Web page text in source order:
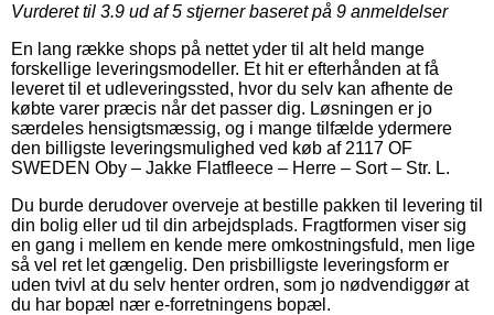
Vurderet til 3.9 ud af 5 stjerner baseret på 9 anmeldelser
En lang række shops på nettet yder til alt held mange
forskellige leveringsmodeller. Et hit er efterhånden at få
leveret til et udleveringssted, hvor du selv kan afhente de
købte varer præcis når det passer dig. Løsningen er jo
særdeles hensigtsmæssig, og i mange tilfælde ydermere
den billigste leveringsmulighed ved køb af 2117 OF
SWEDEN Oby – Jakke Flatfleece – Herre – Sort – Str. L.
Du burde derudover overveje at bestille pakken til levering til
din bolig eller ud til din arbejdsplads. Fragtformen viser sig
en gang i mellem en kende mere omkostningsfuld, men lige
så vel ret let gængelig. Den prisbilligste leveringsform er
uden tvivl at du selv henter ordren, som jo nødvendiggør at
du har bopæl nær e-forretningens bopæl.